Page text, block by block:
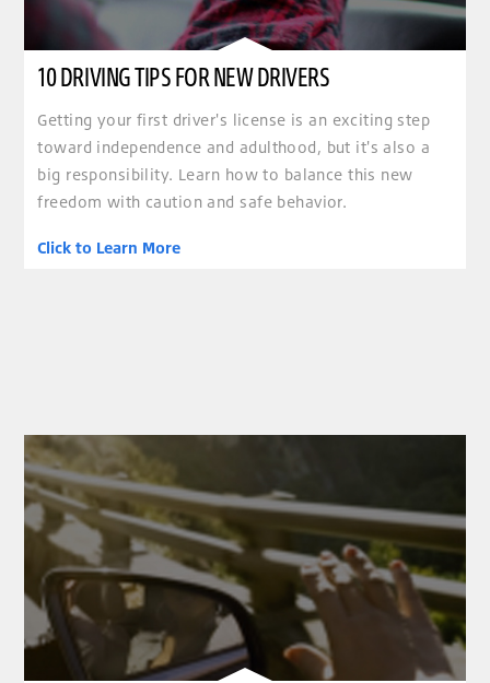
10 DRIVING TIPS FOR NEW DRIVERS
Getting your first driver's license is an exciting step
toward independence and adulthood, but it's also a
big responsibility. Learn how to balance this new
freedom with caution and safe behavior.
Click to Learn More